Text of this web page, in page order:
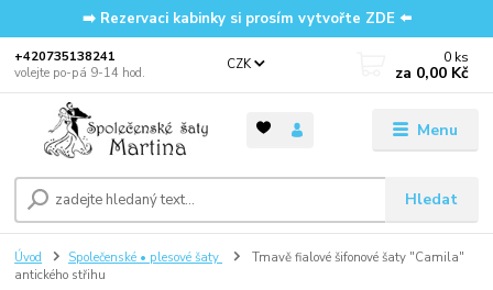
➡️ Rezervaci kabinky si prosím vytvořte ZDE ⬅️
Menu
CZK
Hledat
‭+420735138241
volejte po-pá 9-14 hod.
0 ks
za 0,00 Kč
Úvod Společenské • plesové šaty
Tmavě fialové šifonové šaty "Camila"
antického střihu